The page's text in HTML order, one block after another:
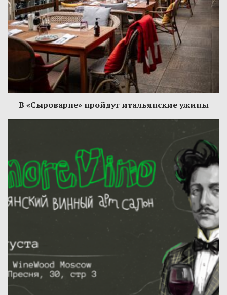
В «Сыроварне» пройдут итальянские ужины